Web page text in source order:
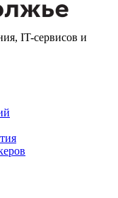
IT-сервисов и